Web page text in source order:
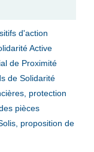
d'action
Active
de Proximité
de Solidarité
protection
pièces
proposition de